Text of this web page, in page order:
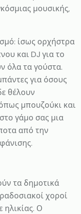
μουσικής,
ίσως ορχήστρα
και DJ για το
όλα τα γούστα.
για όσους
θέλουν
μπουζούκι και
γάμο σας μια
από την
τα δημοτικά
χοροί
Ο